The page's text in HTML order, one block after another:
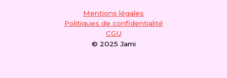
Mentions légales
Politiques de confidentialité
CGU
© 2025 Jami